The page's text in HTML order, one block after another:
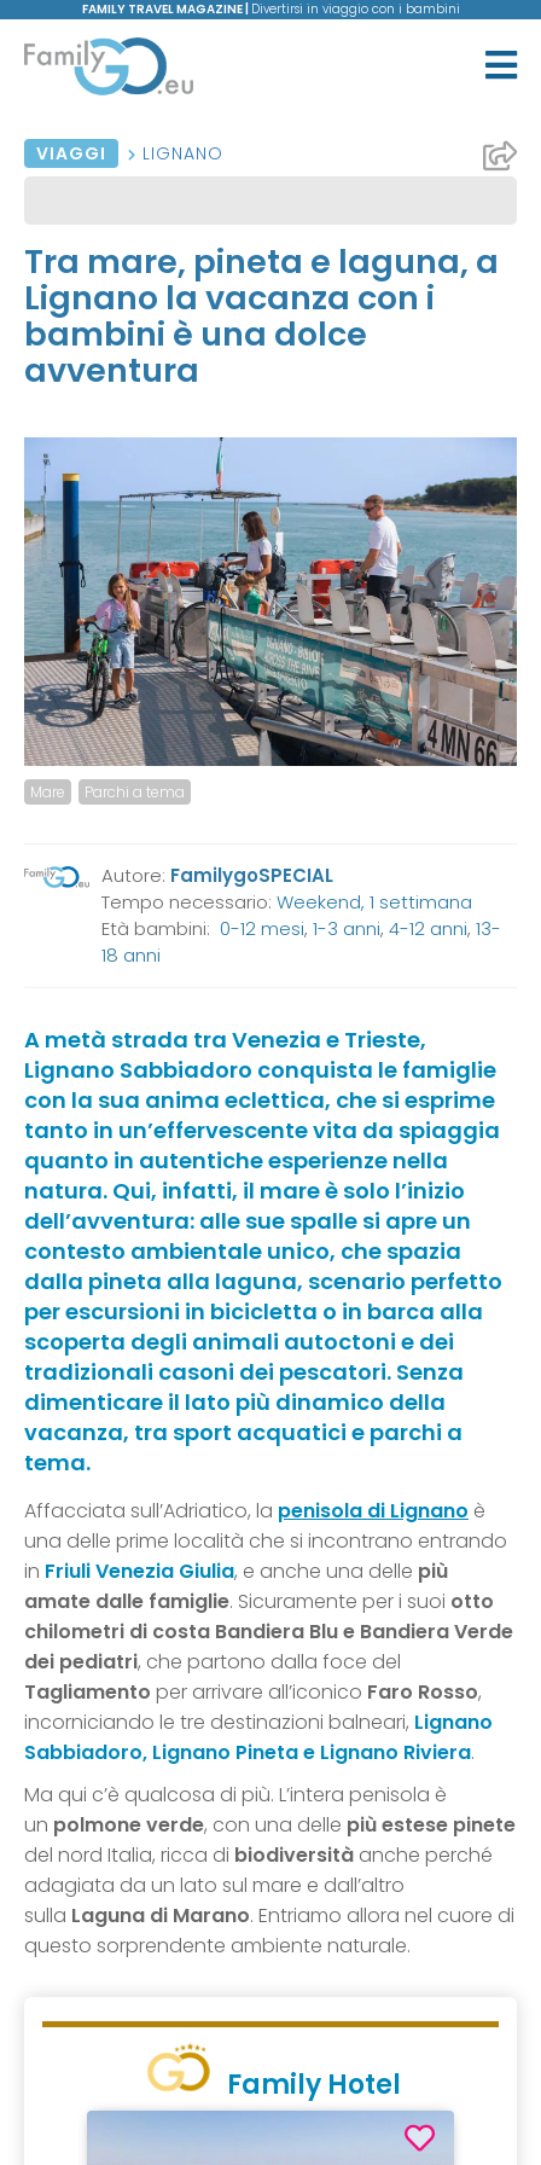
FAMILY TRAVEL MAGAZINE | Divertirsi in viaggio con i bambini
VIAGGI LIGNANO
Tra mare, pineta e laguna, a
Lignano la vacanza con i
bambini è una dolce
avventura
Mare Parchi a tema
Autore: FamilygoSPECIAL
Tempo necessario:Weekend, 1 settimana
Età bambini:0-12 mesi,1-3 anni,4-12 anni,13-
18 anni
A metà strada tra Venezia e Trieste,
Lignano Sabbiadoro conquista le famiglie
con la sua anima eclettica, che si esprime
tanto in un’effervescente vita da spiaggia
quanto in autentiche esperienze nella
natura. Qui, infatti, il mare è solo l’inizio
dell’avventura: alle sue spalle si apre un
contesto ambientale unico, che spazia
dalla pineta alla laguna, scenario perfetto
per escursioni in bicicletta o in barca alla
scoperta degli animali autoctoni e dei
tradizionali casoni dei pescatori. Senza
dimenticare il lato più dinamico della
vacanza, tra sport acquatici e parchi a
tema.
Affacciata sull’Adriatico, la penisola di Lignano è
una delle prime località che si incontrano entrando
in Friuli Venezia Giulia, e anche una delle più
amate dalle famiglie. Sicuramente per i suoi otto
chilometri di costa Bandiera Blu e Bandiera Verde
dei pediatri, che partono dalla foce del
Tagliamento per arrivare all’iconico Faro Rosso,
incorniciando le tre destinazioni balneari, Lignano
Sabbiadoro, Lignano Pineta e Lignano Riviera.
Ma qui c’è qualcosa di più. L’intera penisola è
un polmone verde, con una delle più estese pinete
del nord Italia, ricca di biodiversità anche perché
adagiata da un lato sul mare e dall’altro
sulla Laguna di Marano. Entriamo allora nel cuore di
questo sorprendente ambiente naturale.
Family Hotel